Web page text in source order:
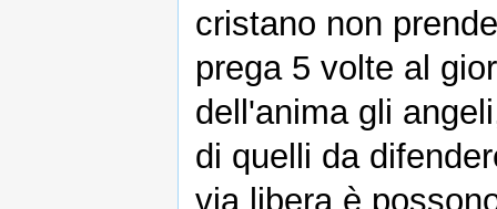
cristano non
prega 5 volte al
dell'anima gli
di quelli da
via libera è